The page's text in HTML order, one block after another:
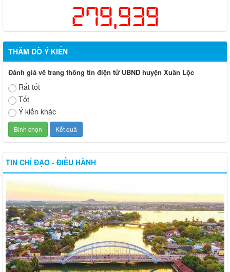
279,939
THĂM DÒ Ý KIẾN
Đánh giá về trang thông tin điện tử UBND huyện Xuân Lộc
Rất tốt
Tốt
Ý kiến khác
TIN CHỈ ĐẠO - ĐIỀU HÀNH